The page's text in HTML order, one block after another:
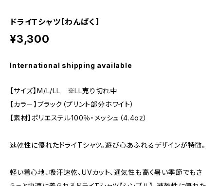
ドライTシャツ【わんぱく】
¥3,300
International shipping available
【サイズ】M/L/LL ※LL売り切れ中
【カラー】ブラック（プリント部分ホワイト）
【素材】ポリエステル100％・メッシュ（4.4oz）
速乾性に優れたドライTシャツ。遊び心あふれるデザインが特徴。
軽い着心地、吸汗速乾、UVカット、通気性も高く暑い季節でもさ